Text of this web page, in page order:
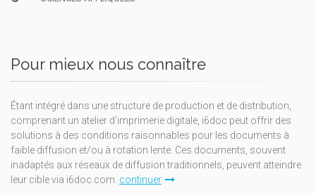
Pour mieux nous connaître
Étant intégré dans une structure de production et de distribution,
comprenant un atelier d'imprimerie digitale, i6doc peut offrir des
solutions à des conditions raisonnables pour les documents à
faible diffusion et/ou à rotation lente. Ces documents, souvent
inadaptés aux réseaux de diffusion traditionnels, peuvent atteindre
leur cible via i6doc.com. continuer